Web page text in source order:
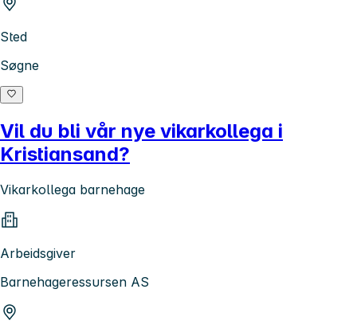
Sted
Søgne
Vil du bli vår nye vikarkollega i
Kristiansand?
Vikarkollega barnehage
Arbeidsgiver
Barnehageressursen AS